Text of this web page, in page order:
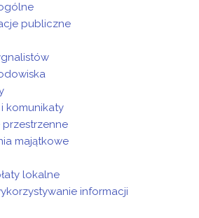
publiczne
i komunikaty
przestrzenne
majątkowe
lokalne
informacji